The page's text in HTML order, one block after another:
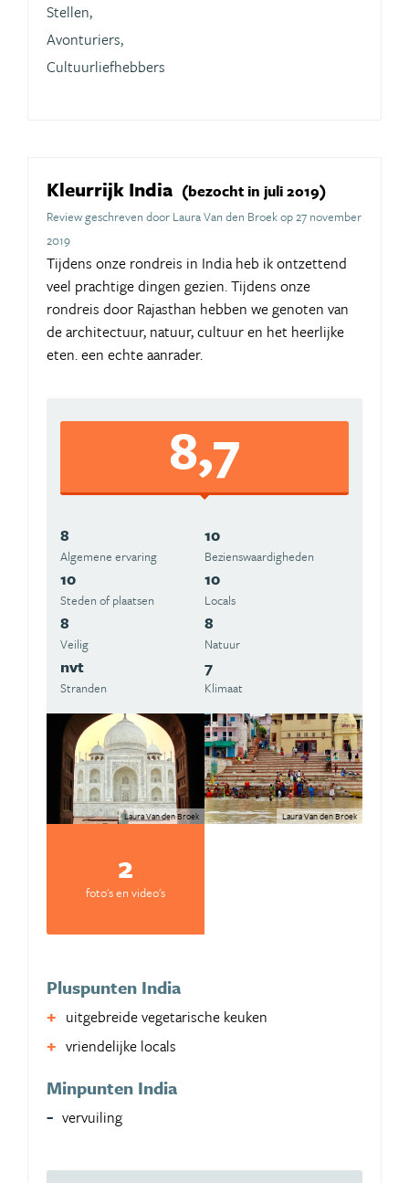
Stellen,
Avonturiers,
Cultuurliefhebbers
Kleurrijk India (bezocht in juli 2019)
Review geschreven door Laura Van den Broek op 27 november
2019
Tijdens onze rondreis in India heb ik ontzettend
veel prachtige dingen gezien. Tijdens onze
rondreis door Rajasthan hebben we genoten van
de architectuur, natuur, cultuur en het heerlijke
eten. een echte aanrader.
8,7
8
Algemene ervaring
10
Beziens­waardigheden
10
Steden of plaatsen
10
Locals
8
Veilig
8
Natuur
nvt
Stranden
7
Klimaat
Laura Van den Broek Laura Van den Broek
2
foto's en video's
Pluspunten India
uitgebreide vegetarische keuken
vriendelijke locals
Minpunten India
vervuiling